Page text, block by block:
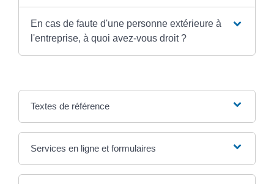
En cas de faute d'une personne extérieure à
l'entreprise, à quoi avez-vous droit ?
Textes de référence
Services en ligne et formulaires